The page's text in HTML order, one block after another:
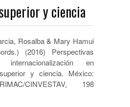
y ciencia
Rosalba & Mary Hamui
(2016) Perspectivas
en
y ciencia. México:
RIMAC/CINVESTAV, 198